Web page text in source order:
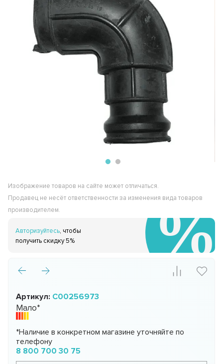
Изображение товаров на сайте может отличаться.
Продавец не несёт ответственности за изменения вида товаров
производителем.
Авторизуйтесь, чтобы
получить скидку 5%
Артикул: C00256973
Мало*
*Наличие в конкретном магазине уточняйте по
телефону
8 800 700 30 75